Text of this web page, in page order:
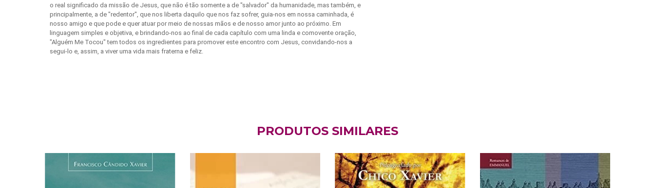
o real significado da missão de Jesus, que não é tão somente a de "salvador" da humanidade, mas também, e
principalmente, a de "redentor", que nos liberta daquilo que nos faz sofrer, guia-nos em nossa caminhada, é
nosso amigo e que pode e quer atuar por meio de nossas mãos e de nosso amor junto ao próximo. Em
linguagem simples e objetiva, e brindando-nos ao final de cada capítulo com uma linda e comovente oração,
"Alguém Me Tocou" tem todos os ingredientes para promover este encontro com Jesus, convidando-nos a
segui-lo e, assim, a viver uma vida mais fraterna e feliz.
PRODUTOS SIMILARES